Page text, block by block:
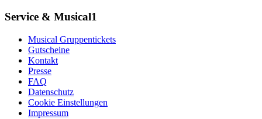
Service & Musical1
Musical Gruppentickets
Gutscheine
Kontakt
Presse
FAQ
Datenschutz
Cookie Einstellungen
Impressum